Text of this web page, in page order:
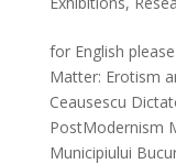
for English
Matter: Erotism
Ceausescu
PostModernism
Municipiului